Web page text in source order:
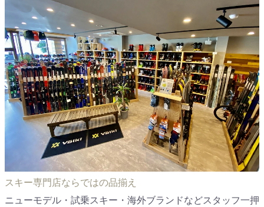
スキー専門店ならではの品揃え
ニューモデル・試乗スキー・海外ブランドなどスタッフ一押